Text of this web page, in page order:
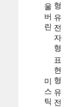
울
버
린
형
유
전
자
형
미
스
틱
표
현
형
유
전